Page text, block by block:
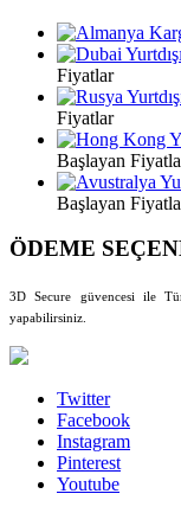
Fiyatlar
Fiyatlar
Başlayan
Başlayan
ÖDEME
3D Secure güvencesi ile
yapabilirsiniz.
Twitter
Facebook
Instagram
Pinterest
Youtube